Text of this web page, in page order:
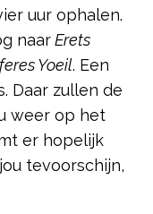
uur ophalen.
naarErets
Yoeil. Een
Daar zullen de
weer op het
er hopelijk
tevoorschijn,